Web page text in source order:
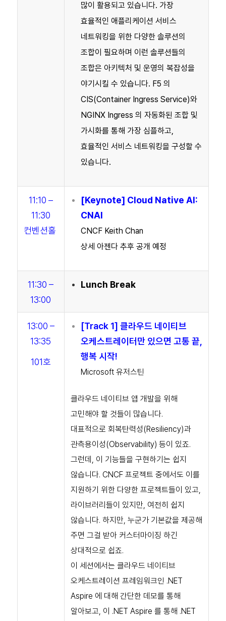
많이 활용되고 있습니다. 가장
효율적인 애플리케이션 서비스
네트워킹을 위한 다양한 솔루션의
조합이 필요하며 이런 솔루션들의
조합은 아키텍처 및 운영의 복잡성을
야기시킬 수 있습니다. F5 의
CIS(Container Ingress Service)와
NGINX Ingress 의 자동화된 조합 및
가시화를 통해 가장 심플하고,
효율적인 서비스 네트워킹을 구성할 수
있습니다.
11:10 –
11:30
컨벤션홀
[Keynote] Cloud Native AI:
CNAI
CNCF Keith Chan
상세 아젠다 추후 공개 예정
11:30 –
13:00
Lunch Break
13:00 –
13:35
101호
[Track 1] 클라우드 네이티브
오케스트레이터만 있으면 고통 끝,
행복 시작!
Microsoft 유저스틴
클라우드 네이티브 앱 개발을 위해
고민해야 할 것들이 많습니다.
대표적으로 회복탄력성(Resiliency)과
관측용이성(Observability) 등이 있죠.
그런데, 이 기능들을 구현하기는 쉽지
않습니다. CNCF 프로젝트 중에서도 이를
지원하기 위한 다양한 프로젝트들이 있고,
라이브러리들이 있지만, 여전히 쉽지
않습니다. 하지만, 누군가 기본값을 제공해
주면 그걸 받아 커스터마이징 하긴
상대적으로 쉽죠.
이 세션에서는 클라우드 네이티브
오케스트레이션 프레임워크인 .NET
Aspire 에 대해 간단한 데모를 통해
알아보고, 이 .NET Aspire 를 통해 .NET